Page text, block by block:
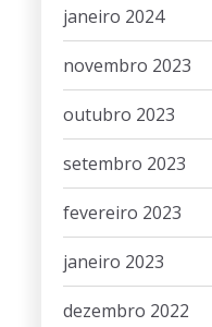
janeiro 2024
novembro 2023
outubro 2023
setembro 2023
fevereiro 2023
janeiro 2023
dezembro 2022